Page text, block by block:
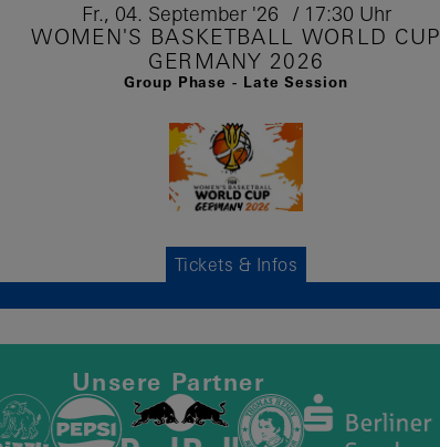
Fr., 04. September '26 17:30 Uhr
WOMEN'S BASKETBALL WORLD CUP
GERMANY 2026
Group Phase - Late Session
Tickets & Infos
Unsere Partner